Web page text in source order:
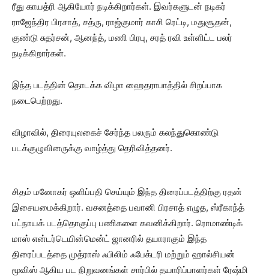
ரீது காயத்ரி ஆகியோர் நடிக்கிறார்கள். இவர்களுடன் நடிகர்
ராஜேந்திர பிரசாத், சத்ரு, ராஜ்குமார் காசி ரெட்டி, மதுசூதன்,
குண்டு சுதர்சன், ஆனந்த், மணி பிரபு, சரத் ரவி உள்ளிட்ட பலர்
நடிக்கிறார்கள்.
இந்த படத்தின் தொடக்க விழா ஹைதராபாத்தில் சிறப்பாக
நடைபெற்றது.
விழாவில், திரையுலகைச் சேர்ந்த பலரும் கலந்துகொண்டு
படக்குழுவினருக்கு வாழ்த்து தெரிவித்தனர்.
சிதம் மனோகர் ஒளிப்பதி செய்யும் இந்த திரைப்படத்திற்கு ரதன்
இசையமைக்கிறார். வசனத்தை பவானி பிரசாத் எழுத, ஸ்ரீகாந்த்
பட்நாயக் படத்தொகுப்பு பணிகளை கவனிக்கிறார். ரொமாண்டிக்
மாஸ் என்டர்டெயின்மென்ட் ஜானரில் தயாராகும் இந்த
திரைப்படத்தை முத்ராஸ் ஃபிலிம் ஃபேக்டரி மற்றும் ஹால்சியன்
மூவிஸ் ஆகிய பட நிறுவனங்கள் சார்பில் தயாரிப்பாளர்கள் ரேஷ்மி